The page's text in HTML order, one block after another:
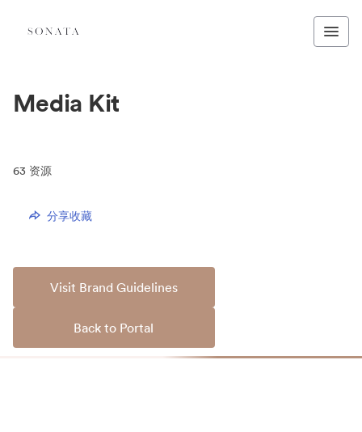
Media Kit
63 资源
分享收藏
Visit Brand Guidelines
Back to Portal